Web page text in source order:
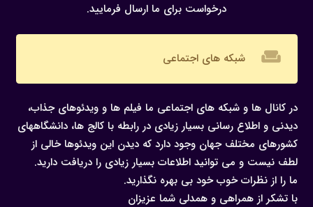
درخواست برای ما ارسال فرمایید.
weekend شبکه های اجتماعی
در کانال ها و شبکه های اجتماعی ما فیلم ها و ویدئوهای جذاب،
دیدنی و اطلاع رسانی بسیار زیادی در رابطه با کالج ها، دانشگاههای
کشورهای مختلف جهان وجود دارد که دیدن این ویدئوها خالی از
لطف نیست و می توانید اطلاعات بسیار زیادی را دریافت دارید.
ما را از نظرات خوب خود بی بهره نگذارید.
با تشکر از همراهی و همدلی شما عزیزان